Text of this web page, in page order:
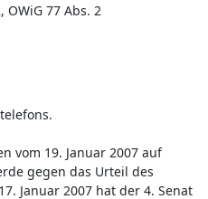
OWiG 77 Abs. 2
vom 19. Januar 2007 auf
gegen das Urteil des
Januar 2007 hat der 4. Senat